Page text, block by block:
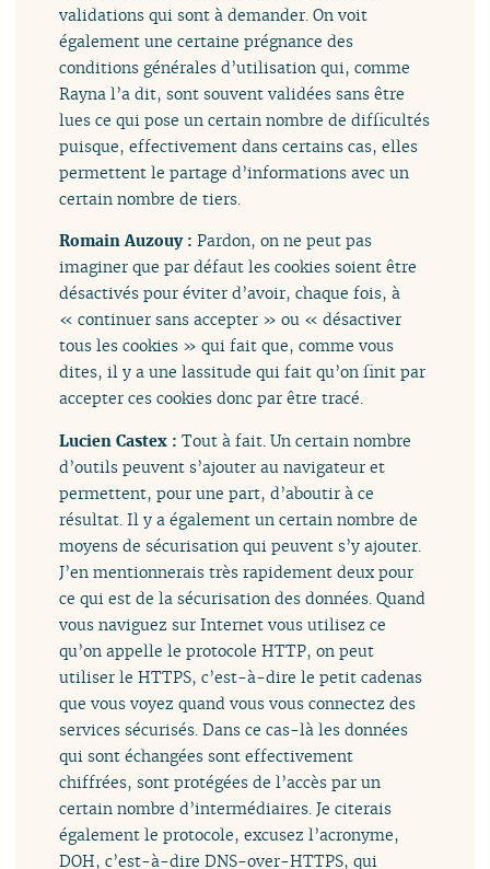
validations qui sont à demander. On voit
également une certaine prégnance des
conditions générales d’utilisation qui, comme
Rayna l’a dit, sont souvent validées sans être
lues ce qui pose un certain nombre de difficultés
puisque, effectivement dans certains cas, elles
permettent le partage d’informations avec un
certain nombre de tiers.
Romain Auzouy :Pardon, on ne peut pas
imaginer que par défaut les cookies soient être
désactivés pour éviter d’avoir, chaque fois, à
« continuer sans accepter » ou « désactiver
tous les cookies » qui fait que, comme vous
dites, il y a une lassitude qui fait qu’on finit par
accepter ces cookies donc par être tracé.
Lucien Castex :Tout à fait. Un certain nombre
d’outils peuvent s’ajouter au navigateur et
permettent, pour une part, d’aboutir à ce
résultat. Il y a également un certain nombre de
moyens de sécurisation qui peuvent s’y ajouter.
J’en mentionnerais très rapidement deux pour
ce qui est de la sécurisation des données. Quand
vous naviguez sur Internet vous utilisez ce
qu’on appelle le protocole HTTP, on peut
utiliser le HTTPS, c’est-à-dire le petit cadenas
que vous voyez quand vous vous connectez des
services sécurisés. Dans ce cas-là les données
qui sont échangées sont effectivement
chiffrées, sont protégées de l’accès par un
certain nombre d’intermédiaires. Je citerais
également le protocole, excusez l’acronyme,
DOH, c’est-à-dire DNS-over-HTTPS, qui